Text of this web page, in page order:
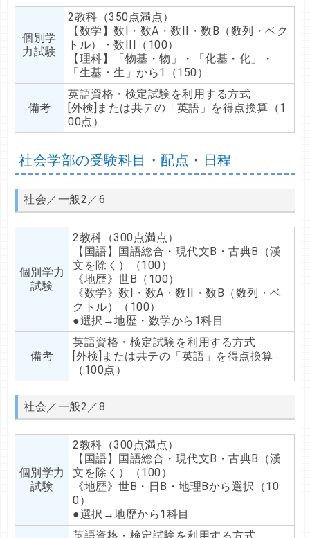
個別学
力試験
2教科（350点満点）
【数学】数I・数A・数II・数B（数列・ベク
トル）・数III（100）
【理科】「物基・物」・「化基・化」・
「生基・生」から1（150）
備考
英語資格・検定試験を利用する方式
[外検]または共テの「英語」を得点換算（1
00点）
社会学部の受験科目・配点・日程
社会／一般2／6
個別学力
試験
2教科（300点満点）
【国語】国語総合・現代文B・古典B（漢
文を除く）（100）
《地歴》世B（100）
《数学》数I・数A・数II・数B（数列・ベ
クトル）（100）
●選択→地歴・数学から1科目
備考
英語資格・検定試験を利用する方式
[外検]または共テの「英語」を得点換算
（100点）
社会／一般2／8
個別学力
試験
2教科（300点満点）
【国語】国語総合・現代文B・古典B（漢
文を除く）（100）
《地歴》世B・日B・地理Bから選択（10
0）
●選択→地歴から1科目